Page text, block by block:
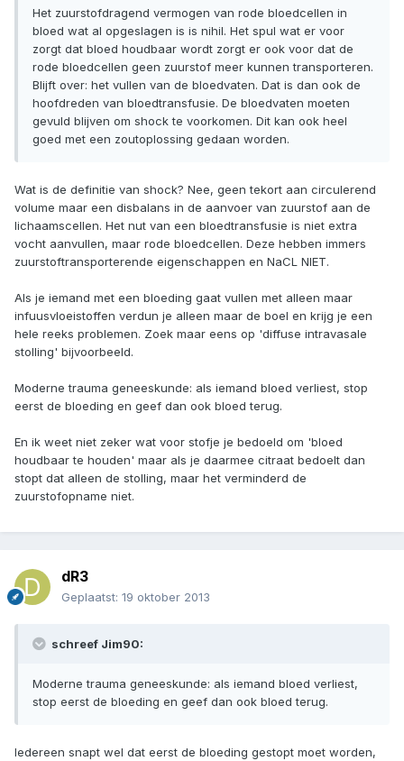
Het zuurstofdragend vermogen van rode bloedcellen in
bloed wat al opgeslagen is is nihil. Het spul wat er voor
zorgt dat bloed houdbaar wordt zorgt er ook voor dat de
rode bloedcellen geen zuurstof meer kunnen transporteren.
Blijft over: het vullen van de bloedvaten. Dat is dan ook de
hoofdreden van bloedtransfusie. De bloedvaten moeten
gevuld blijven om shock te voorkomen. Dit kan ook heel
goed met een zoutoplossing gedaan worden.
Wat is de definitie van shock? Nee, geen tekort aan circulerend
volume maar een disbalans in de aanvoer van zuurstof aan de
lichaamscellen. Het nut van een bloedtransfusie is niet extra
vocht aanvullen, maar rode bloedcellen. Deze hebben immers
zuurstoftransporterende eigenschappen en NaCL NIET.
Als je iemand met een bloeding gaat vullen met alleen maar
infuusvloeistoffen verdun je alleen maar de boel en krijg je een
hele reeks problemen. Zoek maar eens op 'diffuse intravasale
stolling' bijvoorbeeld.
Moderne trauma geneeskunde: als iemand bloed verliest, stop
eerst de bloeding en geef dan ook bloed terug.
En ik weet niet zeker wat voor stofje je bedoeld om 'bloed
houdbaar te houden' maar als je daarmee citraat bedoelt dan
stopt dat alleen de stolling, maar het verminderd de
zuurstofopname niet.
dR3
Geplaatst: 19 oktober 2013
schreef Jim90:
Moderne trauma geneeskunde: als iemand bloed verliest,
stop eerst de bloeding en geef dan ook bloed terug.
Iedereen snapt wel dat eerst de bloeding gestopt moet worden,